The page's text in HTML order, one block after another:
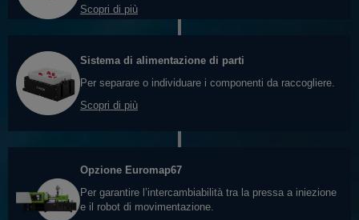
Scopri di più
Sistema di alimentazione di parti
Per separare o individuare i componenti da raccogliere.
Scopri di più
Opzione Euromap67
Per garantire l’intercambiabilità tra la pressa a iniezione
e il robot di movimentazione.